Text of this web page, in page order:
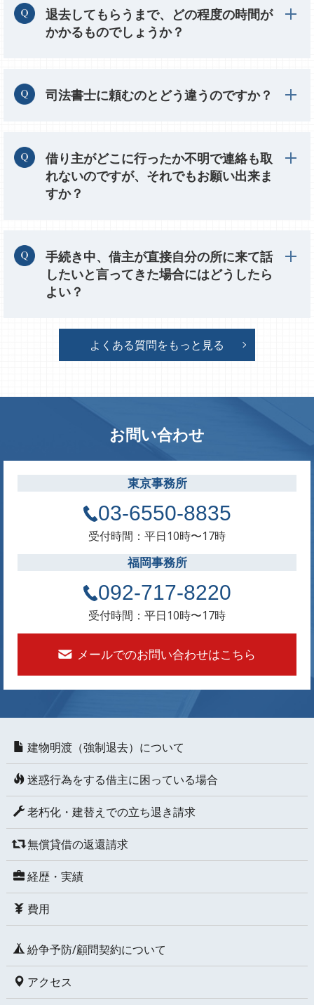
退去してもらうまで、どの程度の時間が
かかるものでしょうか？
司法書士に頼むのとどう違うのですか？
借り主がどこに行ったか不明で連絡も取
れないのですが、それでもお願い出来ま
すか？
手続き中、借主が直接自分の所に来て話
したいと言ってきた場合にはどうしたら
よい？
よくある質問をもっと見る
お問い合わせ
東京事務所
03-6550-8835
受付時間：平日10時〜17時
福岡事務所
092-717-8220
受付時間：平日10時〜17時
メールでのお問い合わせはこちら
建物明渡（強制退去）について
迷惑行為をする借主に困っている場合
老朽化・建替えでの立ち退き請求
無償貸借の返還請求
経歴・実績
費用
紛争予防/顧問契約について
アクセス